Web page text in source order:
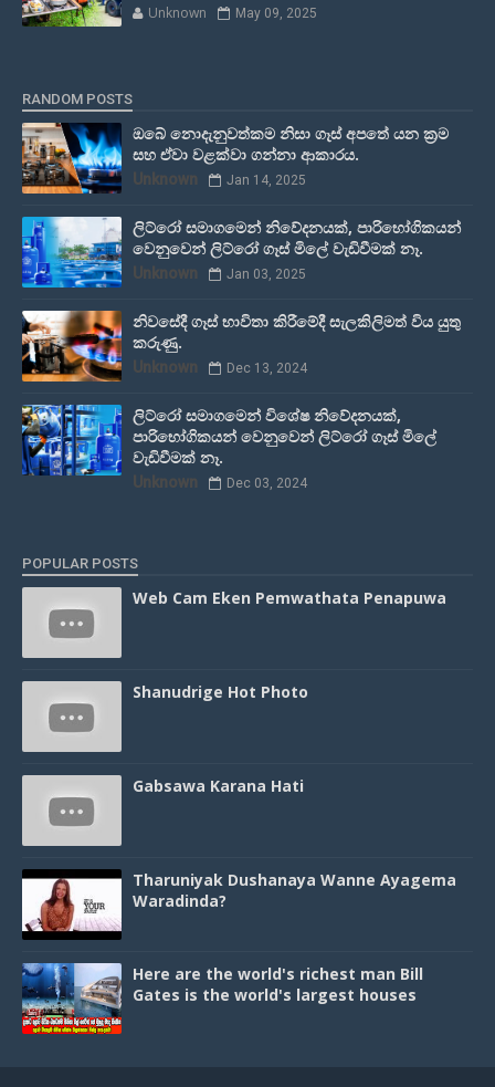
Unknown May 09, 2025
RANDOM POSTS
ඔබේ නොදැනුවත්කම නිසා ගෑස් අපතේ යන ක්‍රම
සහ ඒවා වළක්වා ගන්නා ආකාරය.
Unknown Jan 14, 2025
ලිට්රෝ සමාගමෙන් නිවේදනයක්, පාරිභෝගිකයන්
වෙනුවෙන් ලිට්රෝ ගෑස් මිලේ වැඩිවීමක් නෑ.
Unknown Jan 03, 2025
නිවසේදී ගෑස් භාවිතා කිරීමේදී සැලකිලිමත් විය යුතු
කරුණු.
Unknown Dec 13, 2024
ලිට්රෝ සමාගමෙන් විශේෂ නිවේදනයක්,
පාරිභෝගිකයන් වෙනුවෙන් ලිට්රෝ ගෑස් මිලේ
වැඩිවීමක් නෑ.
Unknown Dec 03, 2024
POPULAR POSTS
Web Cam Eken Pemwathata Penapuwa
Shanudrige Hot Photo
Gabsawa Karana Hati
Tharuniyak Dushanaya Wanne Ayagema
Waradinda?
Here are the world's richest man Bill
Gates is the world's largest houses